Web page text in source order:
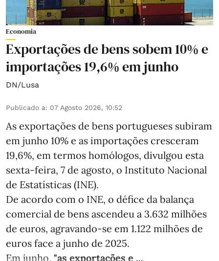
Economia
Exportações de bens sobem 10% e
importações 19,6% em junho
DN/Lusa
Publicado a: 07 Agosto 2026, 10:52
As exportações de bens portugueses subiram
em junho 10% e as importações cresceram
19,6%, em termos homólogos, divulgou esta
sexta-feira, 7 de agosto, o Instituto Nacional
de Estatísticas (INE).
De acordo com o INE, o défice da balança
comercial de bens ascendeu a 3.632 milhões
de euros, agravando-se em 1.122 milhões de
euros face a junho de 2025.
Em junho, "as exportações e ...